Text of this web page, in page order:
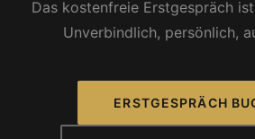
Das kostenfreie Erstgespräch
Unverbindlich, persönlich,
ERSTGESPRÄCH